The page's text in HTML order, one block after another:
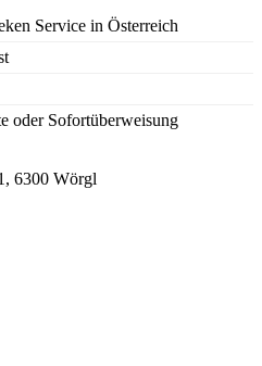
Service in Österreich
oder Sofortüberweisung
6300 Wörgl